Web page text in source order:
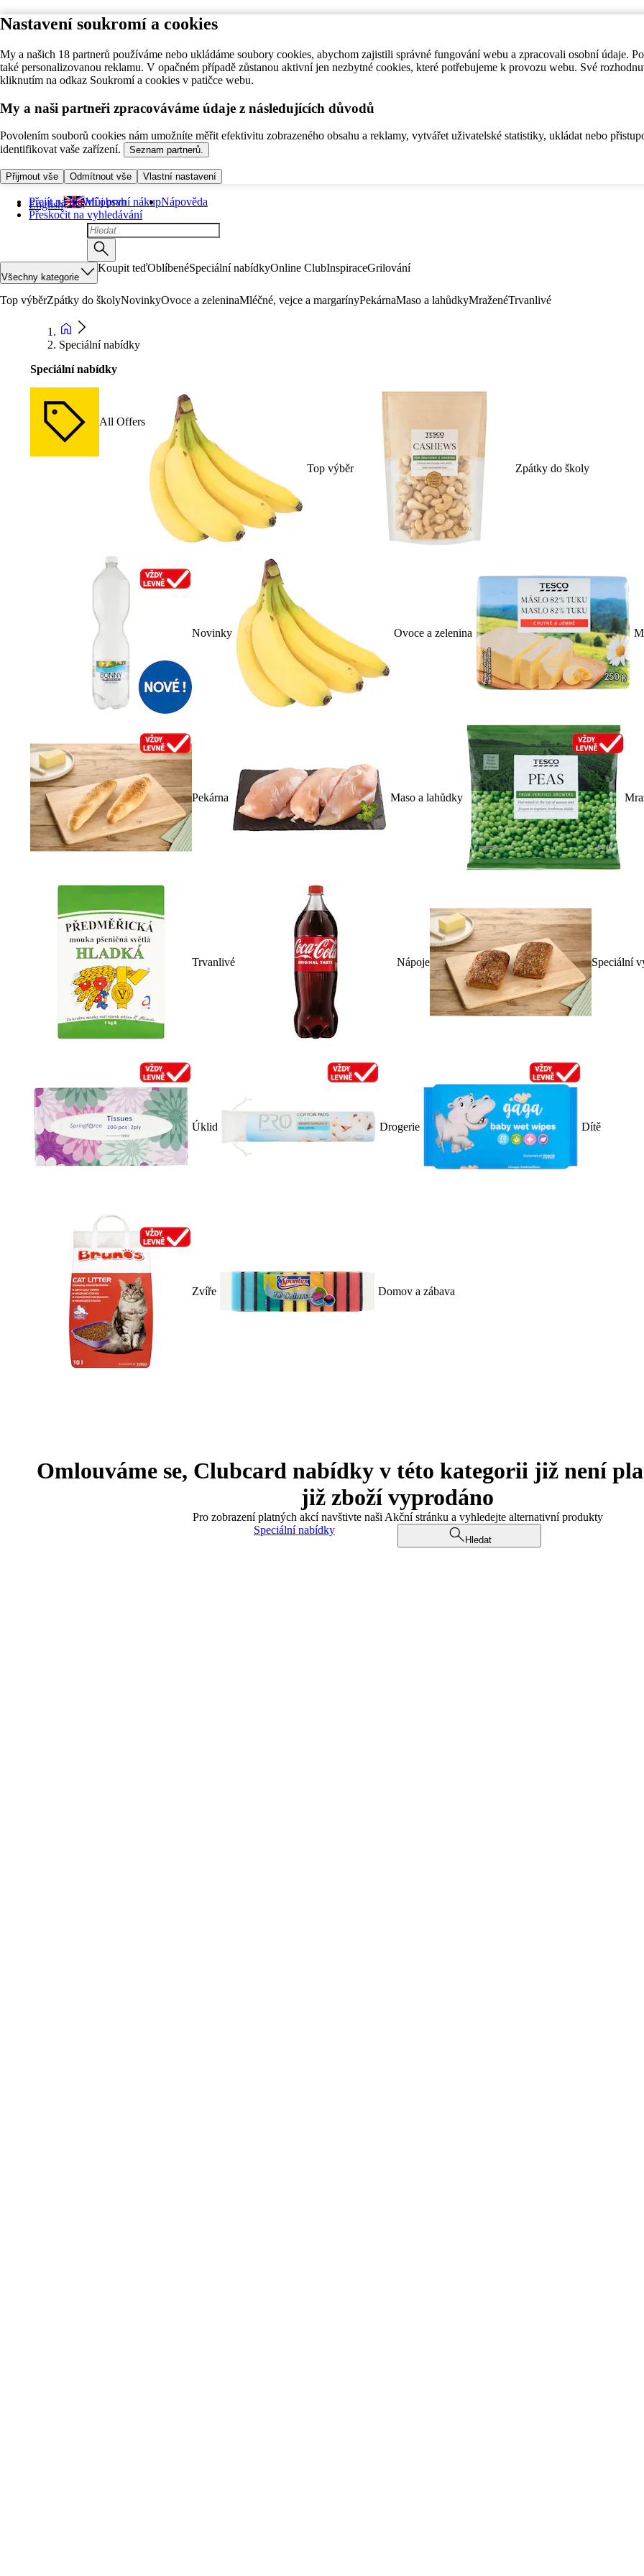
Nastavení soukromí a cookies
My a našich 18 partnerů používáme nebo ukládáme soubory cookies, abychom zajistili správné fungování webu a zpracovali osobní údaje.
také personalizovanou reklamu. V opačném případě zůstanou aktivní jen nezbytné cookies, které potřebujeme k provozu webu. Své
kliknutím na odkaz Soukromí a cookies v patičce webu.
My a naši partneři zpracováváme údaje z následujících důvodů
Povolením souborů cookies nám umožníte měřit efektivitu zobrazeného obsahu a reklamy, vytvářet uživatelské statistiky, ukládat nebo
identifikovat vaše zařízení.
Seznam partnerů.
Přijmout vše Odmítnout vše Vlastní nastavení
Přejít na hlavní obsah
Přeskočit na vyhledávání
English Můj první nákupNápověda
Všechny kategorie
Koupit teďOblíbenéSpeciální nabídkyOnline ClubInspiraceGrilování
Top výběrZpátky do školyNovinkyOvoce a zeleninaMléčné, vejce a margarínyPekárnaMaso a lahůdkyMraženéTrvanlivé
Speciální nabídky
Speciální nabídky
All Offers
Top výběr Zpátky do školy
Novinky Ovoce a zelenina
Pekárna Maso a lahůdky
Trvanlivé Nápoje Speciální
Úklid Drogerie Dítě
Zvíře Domov a zábava
Omlouváme se, Clubcard nabídky v této kategorii již není
již zboží vyprodáno
Pro zobrazení platných akcí navštivte naši Akční stránku a vyhledejte alternativní produkty
Speciální nabídky
Hledat